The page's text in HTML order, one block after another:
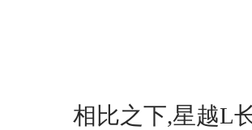
相比之下,星越L长